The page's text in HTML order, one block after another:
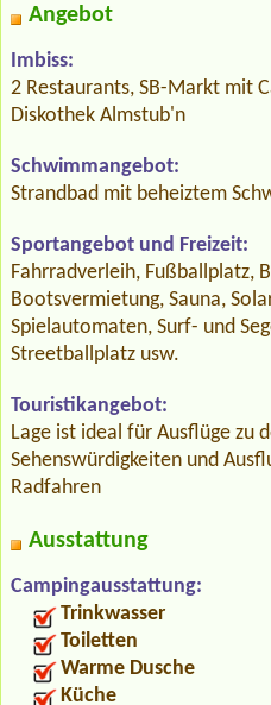
Angebot
Imbiss:
2 Restaurants, SB-Markt mit
Diskothek Almstub'n
Schwimmangebot:
Strandbad mit beheiztem
Sportangebot und Freizeit:
Fahrradverleih, Fußballplatz,
Bootsvermietung, Sauna,
Spielautomaten, Surf- und
Streetballplatz usw.
Touristikangebot:
Lage ist ideal für Ausflüge zu
Sehenswürdigkeiten und
Radfahren
Ausstattung
Campingausstattung:
Trinkwasser
Toiletten
Warme Dusche
Küche